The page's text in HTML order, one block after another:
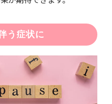
う症状に